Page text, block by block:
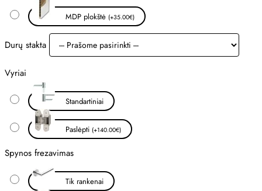
MDP plokštė (+35.00€)
Durų stakta
Vyriai
Standartiniai
Paslėpti (+140.00€)
Spynos frezavimas
Tik rankenai